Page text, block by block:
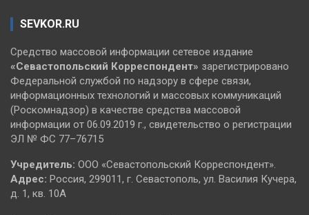
SEVKOR.RU
Средство массовой информации сетевое издание
«Севастопольский Корреспондент» зарегистрировано
Федеральной службой по надзору в сфере связи,
информационных технологий и массовых коммуникаций
(Роскомнадзор) в качестве средства массовой
информации от 06.09.2019 г., свидетельство о регистрации
ЭЛ № ФС 77–76715
Учредитель: ООО «Севастопольский Корреспондент».
Адрес: Россия, 299011, г. Севастополь, ул. Василия Кучера,
д. 1, кв. 10А